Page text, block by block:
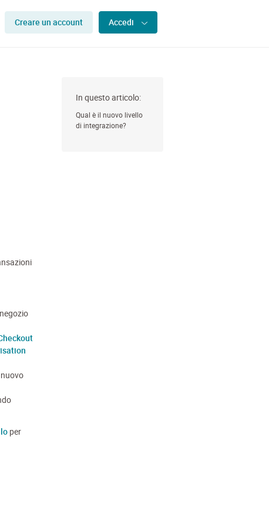
Creare un account Accedi
per
In questo articolo:
Qual è il nuovo livello
di integrazione?